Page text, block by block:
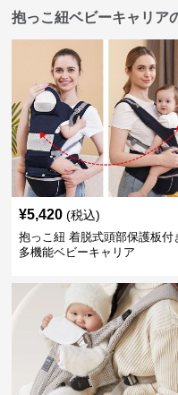
抱っこ紐ベビーキャリア
¥5,420 (税込)
抱っこ紐 着脱式頭部保護板付
多機能ベビーキャリア